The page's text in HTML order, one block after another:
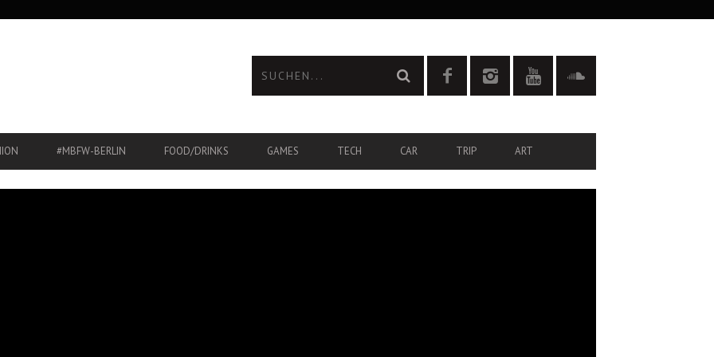
#MBFW-BERLIN FOOD/DRINKS GAMES TECH CAR TRIP ART